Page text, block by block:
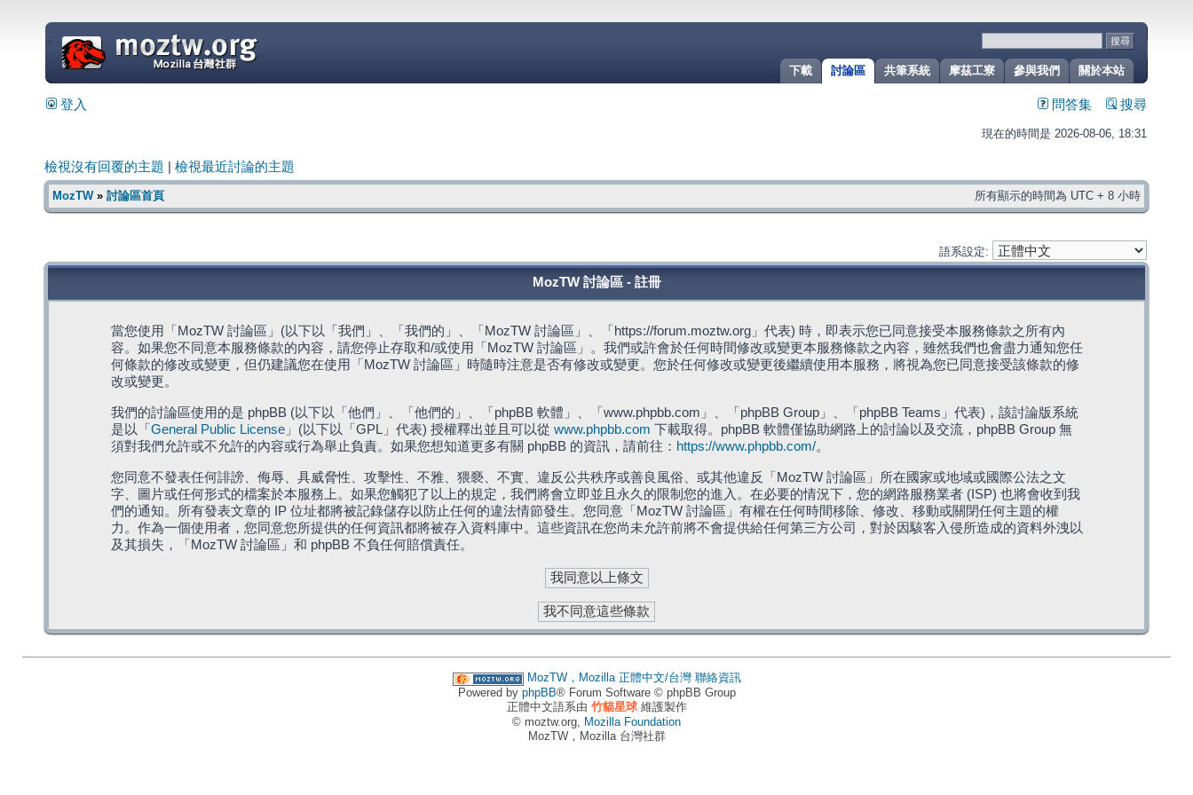
關於本站
參與我們
摩茲工寮
共筆系統
討論區
下載
=
登入 問答集 搜尋
現在的時間是 2026-08-06, 18:31
檢視沒有回覆的主題 檢視最近討論的主題
MozTW» 討論區首頁 所有顯示的時間為 UTC + 8 小時
語系設定:
MozTW 討論區 - 註冊
當您使用「MozTW 討論區」(以下以「我們」、「我們的」、「MozTW 討論區」、「https://forum.moztw.org」代表) 時，即表示您已同意接受本服務條款之所有內
容。如果您不同意本服務條款的內容，請您停止存取和/或使用「MozTW 討論區」。我們或許會於任何時間修改或變更本服務條款之內容，雖然我們也會盡力通知您任
何條款的修改或變更，但仍建議您在使用「MozTW 討論區」時隨時注意是否有修改或變更。您於任何修改或變更後繼續使用本服務，將視為您已同意接受該條款的修
改或變更。
我們的討論區使用的是 phpBB (以下以「他們」、「他們的」、「phpBB 軟體」、「www.phpbb.com」、「phpBB Group」、「phpBB Teams」代表)，該討論版系統
是以「 General Public License」(以下以「GPL」代表) 授權釋出並且可以從 www.phpbb.com 下載取得。phpBB 軟體僅協助網路上的討論以及交流，phpBB Group 無
須對我們允許或不允許的內容或行為舉止負責。如果您想知道更多有關 phpBB 的資訊，請前往： https://www.phpbb.com/。
您同意不發表任何誹謗、侮辱、具威脅性、攻擊性、不雅、猥褻、不實、違反公共秩序或善良風俗、或其他違反「MozTW 討論區」所在國家或地域或國際公法之文
字、圖片或任何形式的檔案於本服務上。如果您觸犯了以上的規定，我們將會立即並且永久的限制您的進入。在必要的情況下，您的網路服務業者 (ISP) 也將會收到我
們的通知。所有發表文章的 IP 位址都將被記錄儲存以防止任何的違法情節發生。您同意「MozTW 討論區」有權在任何時間移除、修改、移動或關閉任何主題的權
力。作為一個使用者，您同意您所提供的任何資訊都將被存入資料庫中。這些資訊在您尚未允許前將不會提供給任何第三方公司，對於因駭客入侵所造成的資料外洩以
及其損失，「MozTW 討論區」和 phpBB 不負任何賠償責任。
MozTW，Mozilla 正體中文/台灣 聯絡資訊
Powered by phpBB® Forum Software © phpBB Group
正體中文語系由 竹貓星球維護製作
© moztw.org, Mozilla Foundation
MozTW，Mozilla 台灣社群